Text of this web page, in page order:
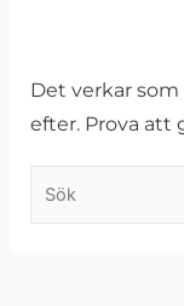
Det verkar
efter. Prova att